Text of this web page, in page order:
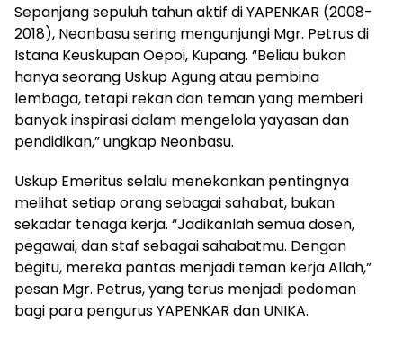
Sepanjang sepuluh tahun aktif di YAPENKAR (2008-
2018), Neonbasu sering mengunjungi Mgr. Petrus di
Istana Keuskupan Oepoi, Kupang. “Beliau bukan
hanya seorang Uskup Agung atau pembina
lembaga, tetapi rekan dan teman yang memberi
banyak inspirasi dalam mengelola yayasan dan
pendidikan,” ungkap Neonbasu.
Uskup Emeritus selalu menekankan pentingnya
melihat setiap orang sebagai sahabat, bukan
sekadar tenaga kerja. “Jadikanlah semua dosen,
pegawai, dan staf sebagai sahabatmu. Dengan
begitu, mereka pantas menjadi teman kerja Allah,”
pesan Mgr. Petrus, yang terus menjadi pedoman
bagi para pengurus YAPENKAR dan UNIKA.